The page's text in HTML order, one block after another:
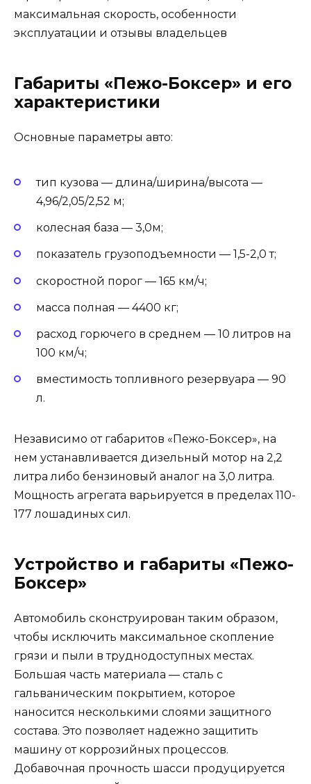
Габариты «Пежо-Боксер» и его
характеристики
Основные параметры авто:
тип кузова — длина/ширина/высота —
4,96/2,05/2,52 м;
колесная база — 3,0м;
показатель грузоподъемности — 1,5-2,0 т;
скоростной порог — 165 км/ч;
масса полная — 4400 кг;
расход горючего в среднем — 10 литров на
100 км/ч;
вместимость топливного резервуара — 90
л.
Независимо от габаритов «Пежо-Боксер», на
нем устанавливается дизельный мотор на 2,2
литра либо бензиновый аналог на 3,0 литра.
Мощность агрегата варьируется в пределах 110-
177 лошадиных сил.
Устройство и габариты «Пежо-
Боксер»
Автомобиль сконструирован таким образом,
чтобы исключить максимальное скопление
грязи и пыли в труднодоступных местах.
Большая часть материала — сталь с
гальваническим покрытием, которое
наносится несколькими слоями защитного
состава. Это позволяет надежно защитить
машину от коррозийных процессов.
Добавочная прочность шасси продуцируется